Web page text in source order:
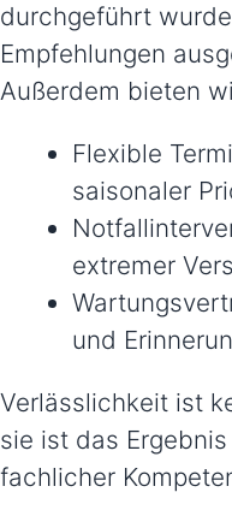
durchgeführt
Empfehlungen
Außerdem bieten
Flexible
saisonaler
extremer
und
Verlässlichkeit ist
sie ist das
fachlicher